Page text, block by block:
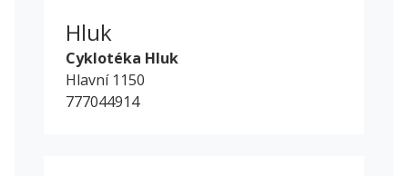
Hluk
Cyklotéka Hluk
Hlavní 1150
777044914